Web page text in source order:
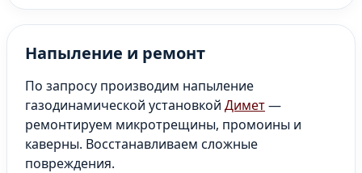
Напыление и ремонт
По запросу производим напыление
газодинамической установкой Димет—
ремонтируем микротрещины, промоины и
каверны. Восстанавливаем сложные
повреждения.